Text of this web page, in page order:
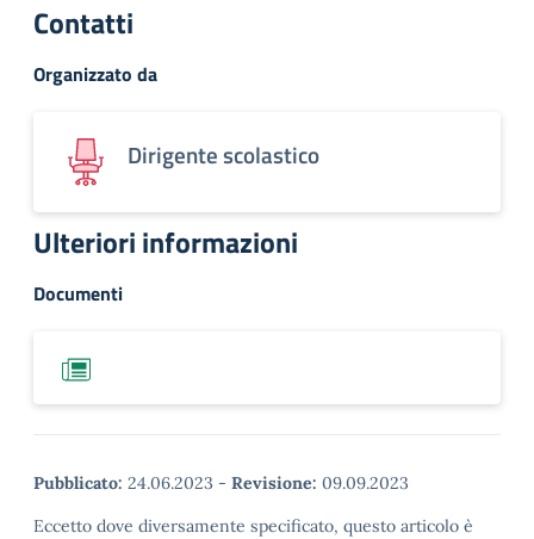
Contatti
Organizzato da
Dirigente scolastico
Ulteriori informazioni
Documenti
Pubblicato: 24.06.2023 - Revisione: 09.09.2023
Eccetto dove diversamente specificato, questo articolo è